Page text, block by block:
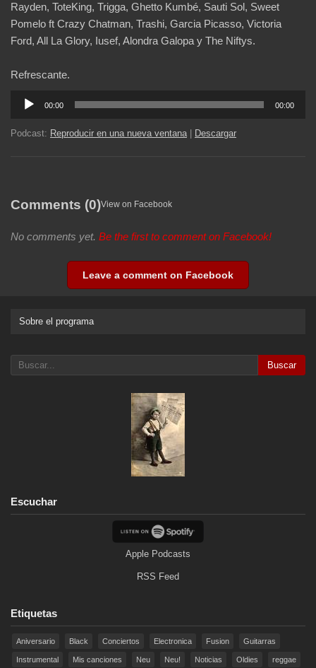
Rayden, ToteKing, Trigga, Ghetto Kumbé, Sauti Sol, Sweet
Pomelo ft Crazy Chatman, Trashi, Garcia Picasso, Victoria
Ford, All La Glory, Iusef, Alondra Galopa y The Niftys.
Refrescante.
Reproductor
audio
00:00 00:00
Podcast: Reproducir en una nueva ventana| Descargar
Comments (0)View on Facebook
No comments yet. Be the first to comment on Facebook!
Leave a comment on Facebook
Sobre el programa
Buscar
Escuchar
Apple Podcasts
RSS Feed
Etiquetas
Aniversario Black Conciertos Electronica Fusion Guitarras
Instrumental Mis canciones Neu Neu! Noticias Oldies reggae